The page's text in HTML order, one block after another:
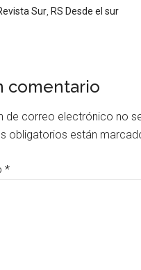
Sur, RS Desde el sur
comentario
de correo electrónico no
obligatorios están
*